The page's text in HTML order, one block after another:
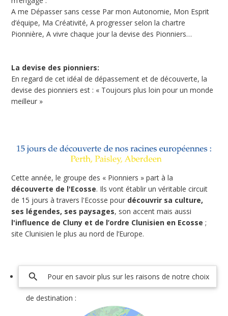
A me Dépasser sans cesse Par mon Autonomie, Mon Esprit
d’équipe, Ma Créativité, A progresser selon la chartre
Pionnière, A vivre chaque jour la devise des Pionniers…
La devise des pionniers:
En regard de cet idéal de dépassement et de découverte, la
devise des pionniers est : « Toujours plus loin pour un monde
meilleur »
Cette année, le groupe des « Pionniers » part à la
découverte de l'Ecosse. Ils vont établir un véritable circuit
de 15 jours à travers l'Ecosse pour découvrir sa culture,
ses légendes, ses paysages, son accent mais aussi
l'influence de Cluny et de l’ordre Clunisien en Ecosse ;
site Clunisien le plus au nord de l’Europe.
search Pour en savoir plus sur les raisons de notre choix
de destination :